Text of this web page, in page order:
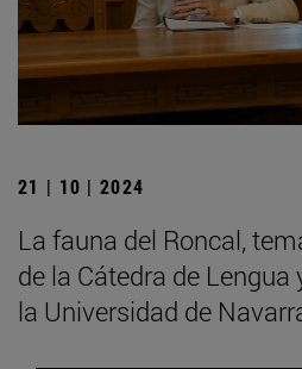
21 | 10 | 2024
La fauna del Roncal,
de la Cátedra de
la Universidad de